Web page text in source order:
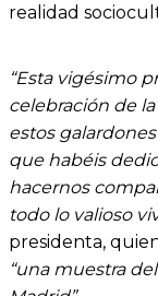
realidad
“Esta vigésimo
celebración de
estos
que habéis
hacernos
todo lo valioso
presidenta,
“una muestra